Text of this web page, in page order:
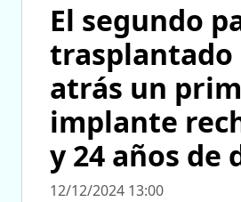
El segundo
trasplantado
atrás un
implante
y 24 años de
12/12/2024 13:00